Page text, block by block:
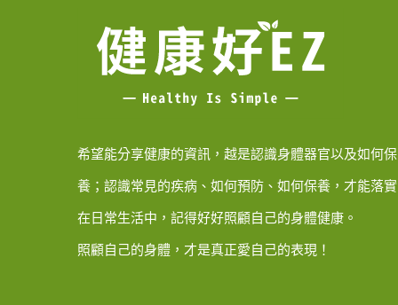
希望能分享健康的資訊，越是認識身體器官以及如何保
養；認識常見的疾病、如何預防、如何保養，才能落實
在日常生活中，記得好好照顧自己的身體健康。
照顧自己的身體，才是真正愛自己的表現！